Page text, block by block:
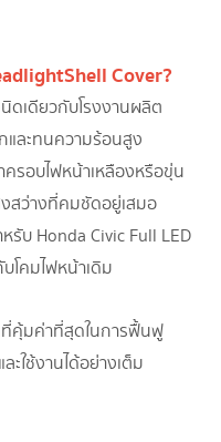
Shell Cover?
ดเดียวกับโรงงานผลิต
ละทนความร้อนสูง
รอบไฟหน้าเหลืองหรือขุ่น
สว่างที่คมชัดอยู่เสมอ
รับ Honda Civic Full LED
โคมไฟหน้าเดิม
คุ้มค่าที่สุดในการฟื้นฟู
ใช้งานได้อย่างเต็ม